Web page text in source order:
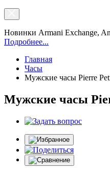
Новинки Armani Exchange,
Подробнее...
Главная
Часы
Мужские часы Pierre
Мужские часы